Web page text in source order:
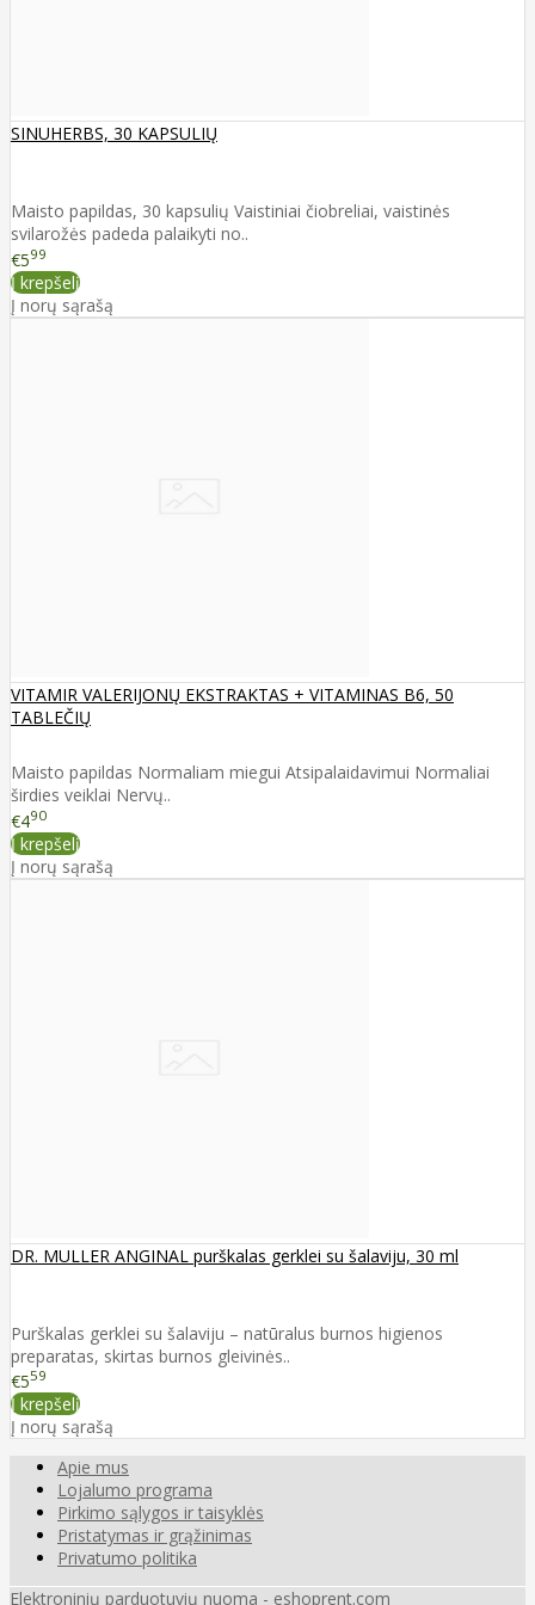
SINUHERBS, 30 KAPSULIŲ
Maisto papildas, 30 kapsulių Vaistiniai čiobreliai, vaistinės
svilarožės padeda palaikyti no..
€599
Į krepšelį
Į norų sąrašą
VITAMIR VALERIJONŲ EKSTRAKTAS + VITAMINAS B6, 50
TABLEČIŲ
Maisto papildas Normaliam miegui Atsipalaidavimui Normaliai
širdies veiklai Nervų..
€490
Į krepšelį
Į norų sąrašą
DR. MULLER ANGINAL purškalas gerklei su šalaviju, 30 ml
Purškalas gerklei su šalaviju – natūralus burnos higienos
preparatas, skirtas burnos gleivinės..
€559
Į krepšelį
Į norų sąrašą
Apie mus
Lojalumo programa
Pirkimo sąlygos ir taisyklės
Pristatymas ir grąžinimas
Privatumo politika
Elektroninių parduotuvių nuoma - eshoprent.com